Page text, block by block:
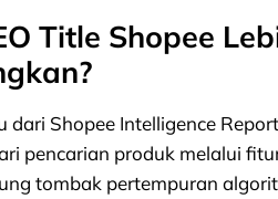
Title Shopee
dari Shopee Intelligence
pencarian produk melalui
tombak pertempuran